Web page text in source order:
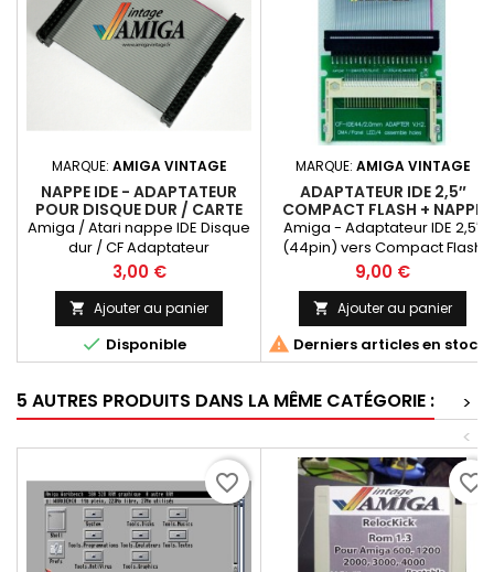
MARQUE: AMIGA VINTAGE
NAPPE IDE - ADAPTATEUR
POUR DISQUE DUR / CARTE
COMPACT FLASH
Amiga / Atari nappe IDE Disque
dur / CF Adaptateur
Prix
3,00 €
 Ajouter au panier
 Disponible
MARQUE: AMIGA VINTAGE
ADAPTATEUR IDE 2,5″
COMPACT FLASH + NAPPE
Amiga - Adaptateur IDE 2,5″
(44pin) vers Compact Flash
avec nappe IDE
Prix
9,00 €
 Ajouter au panier
 Derniers articles en stock
5 AUTRES PRODUITS DANS LA MÊME CATÉGORIE :
>
<
favorite_border favorite_border